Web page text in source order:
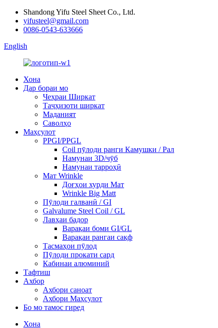
Shandong Yifu Steel Sheet Co., Ltd.
yifusteel@gmail.com
0086-0543-633666
English
Хона
Дар бораи мо
Чеҳраи Ширкат
Таҷҳизоти ширкат
Маданият
Саволҳо
Маҳсулот
PPGI/PPGL
Coil пӯлоди ранги Камушки / Рал
Намунаи 3D/чӯб
Намунаи тарроҳӣ
Мат Wrinkle
Доғҳои хурди Мат
Wrinkle Big Matt
Пӯлоди галванӣ / GI
Galvalume Steel Coil / GL
Лавҳаи бадор
Варақаи боми GI/GL
Варақаи рангаи сақф
Тасмаҳои пӯлод
Пӯлоди прокати сард
Кабинаи алюминий
Тафтиш
Ахбор
Ахбори саноат
Ахбори Маҳсулот
Бо мо тамос гиред
Хона